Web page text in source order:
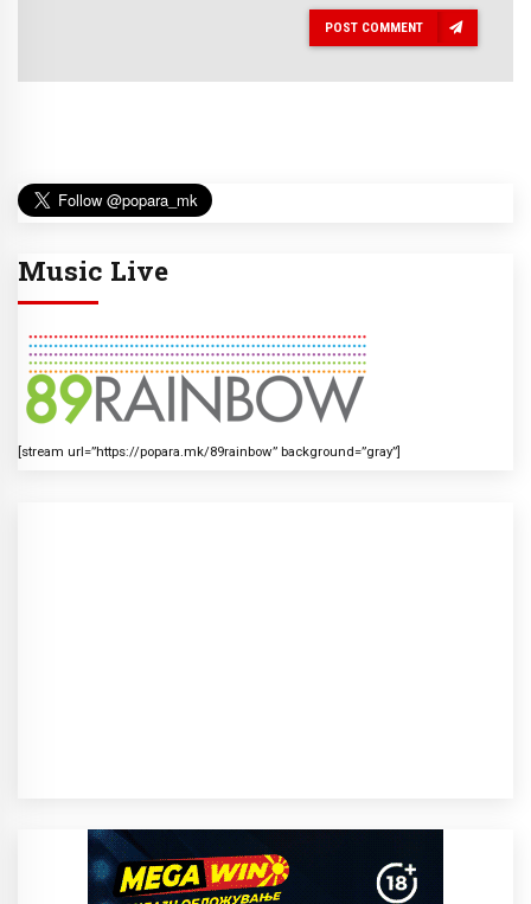
POST COMMENT
Music Live
[stream url=”https://popara.mk/89rainbow” background=”gray”]